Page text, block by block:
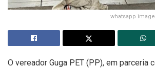
whatsapp image
O vereador Guga PET (PP), em parceria